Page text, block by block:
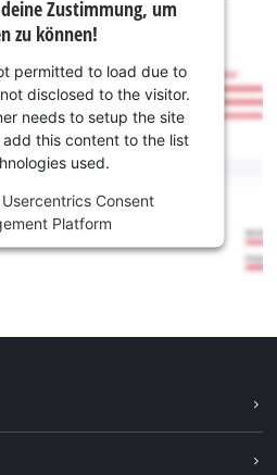
Zustimmung, um
zu können!
permitted to load due to
disclosed to the visitor.
needs to setup the site
this content to the list
used.
Usercentrics Consent
Platform